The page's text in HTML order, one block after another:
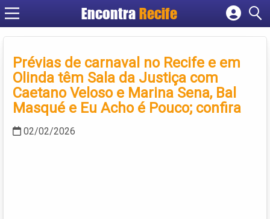
Encontra Recife
Cadastrar empresa
Criar conta
Prévias de carnaval no Recife e em
Olinda têm Sala da Justiça com
Caetano Veloso e Marina Sena, Bal
Masqué e Eu Acho é Pouco; confira
02/02/2026